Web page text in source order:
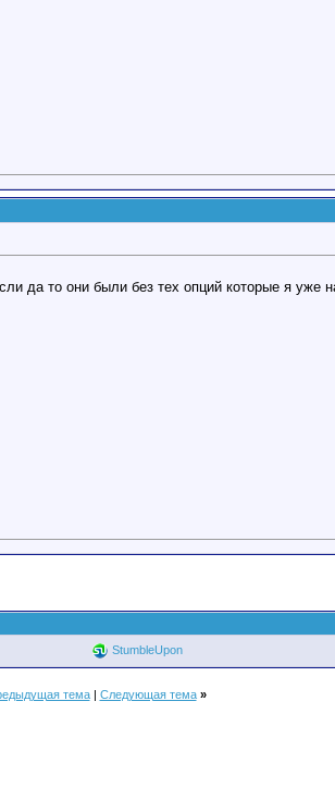
да то они были без тех опций которые я уже
StumbleUpon
тема| Следующая тема »